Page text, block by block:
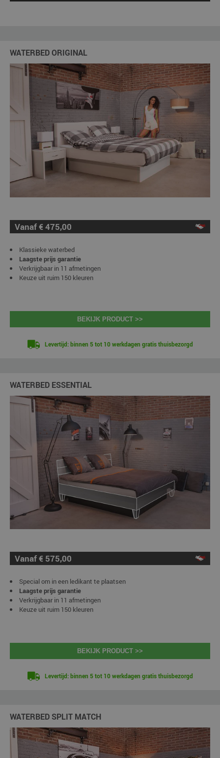
WATERBED ORIGINAL
Vanaf € 475,00
Klassieke waterbed
Laagste prijs garantie
Verkrijgbaar in 11 afmetingen
Keuze uit ruim 150 kleuren
BEKIJK PRODUCT >>
Levertijd: binnen 5 tot 10 werkdagen gratis thuisbezorgd
WATERBED ESSENTIAL
Vanaf € 575,00
Special om in een ledikant te plaatsen
Laagste prijs garantie
Verkrijgbaar in 11 afmetingen
Keuze uit ruim 150 kleuren
BEKIJK PRODUCT >>
Levertijd: binnen 5 tot 10 werkdagen gratis thuisbezorgd
WATERBED SPLIT MATCH